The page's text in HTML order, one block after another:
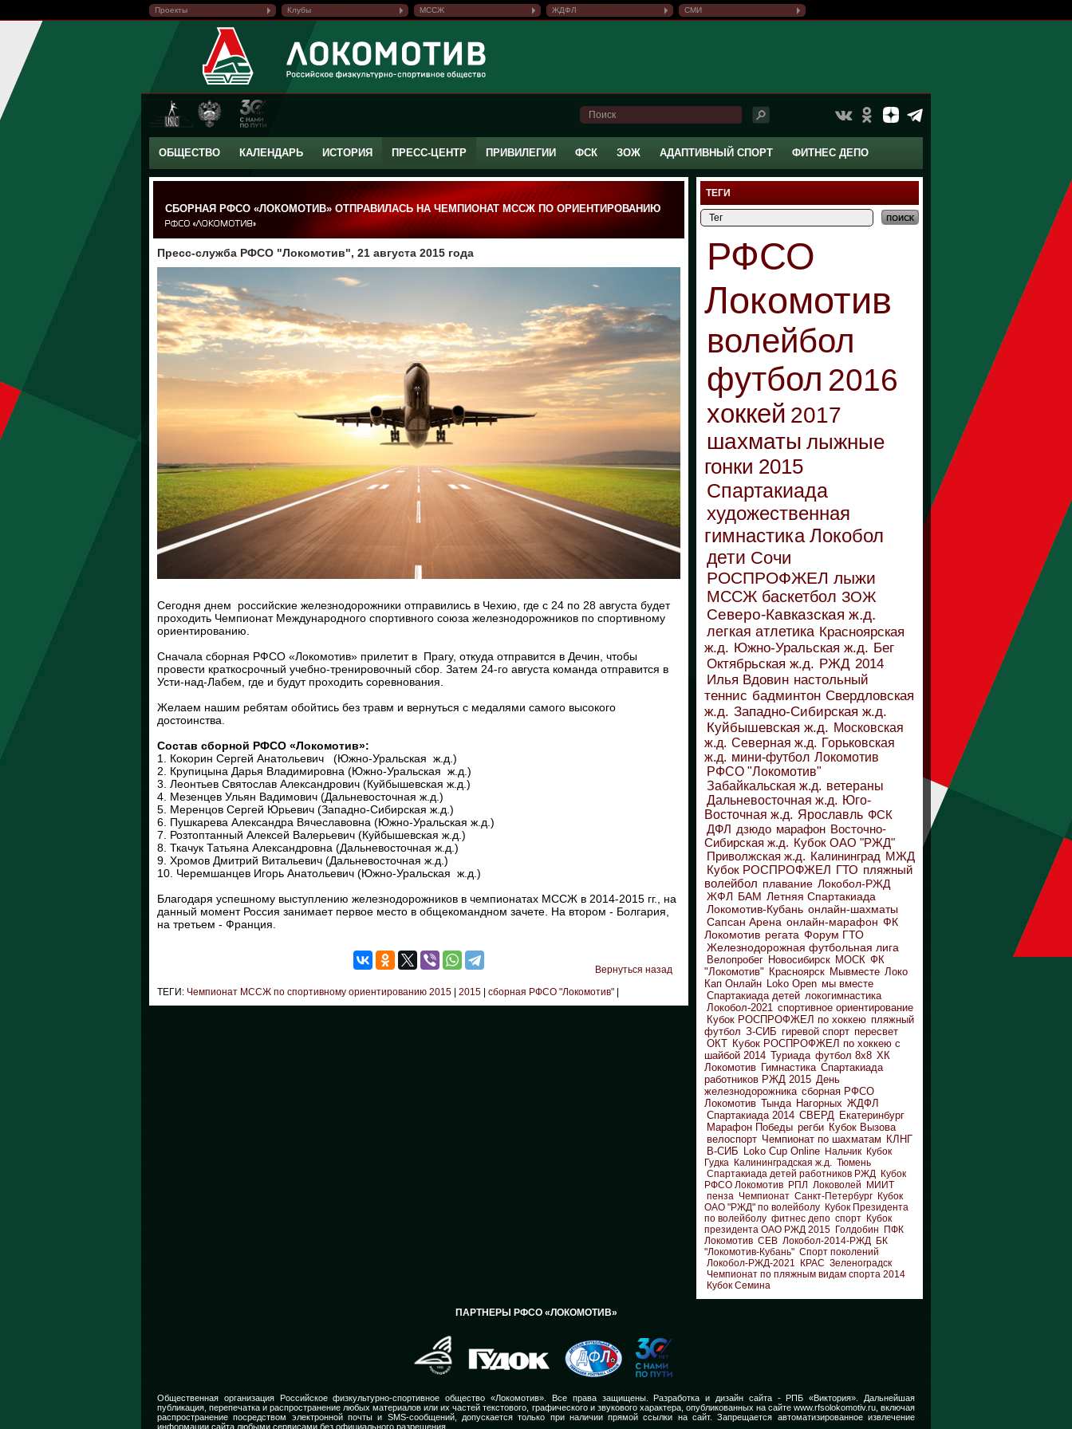
Проекты Клубы МССЖ ЖДФЛ СМИ
ОБЩЕСТВО КАЛЕНДАРЬ ИСТОРИЯ ПРЕСС-ЦЕНТР ПРИВИЛЕГИИ ФСК ЗОЖ АДАПТИВНЫЙ СПОРТ ФИТНЕС ДЕПО
СБОРНАЯ РФСО «ЛОКОМОТИВ» ОТПРАВИЛАСЬ НА ЧЕМПИОНАТ МССЖ ПО ОРИЕНТИРОВАНИЮ
Пресс-служба РФСО "Локомотив", 21 августа 2015 года
Сегодня днем российские железнодорожники отправились в Чехию, где с 24 по 28 августа будет
проходить Чемпионат Международного спортивного союза железнодорожников по спортивному
ориентированию.
Сначала сборная РФСО «Локомотив» прилетит в Прагу, откуда отправится в Дечин, чтобы
провести краткосрочный учебно-тренировочный сбор. Затем 24-го августа команда отправится в
Усти-над-Лабем, где и будут проходить соревнования.
Желаем нашим ребятам обойтись без травм и вернуться с медалями самого высокого
достоинства.
Состав сборной РФСО «Локомотив»:
1. Кокорин Сергей Анатольевич (Южно-Уральская ж.д.)
2. Крупицына Дарья Владимировна (Южно-Уральская ж.д.)
3. Леонтьев Святослав Александрович (Куйбышевская ж.д.)
4. Мезенцев Ульян Вадимович (Дальневосточная ж.д.)
5. Меренцов Сергей Юрьевич (Западно-Сибирская ж.д.)
6. Пушкарева Александра Вячеславовна (Южно-Уральская ж.д.)
7. Розтоптанный Алексей Валерьевич (Куйбышевская ж.д.)
8. Ткачук Татьяна Александровна (Дальневосточная ж.д.)
9. Хромов Дмитрий Витальевич (Дальневосточная ж.д.)
10. Черемшанцев Игорь Анатольевич (Южно-Уральская ж.д.)
Благодаря успешному выступлению железнодорожников в чемпионатах МССЖ в 2014-2015 гг., на
данный момент Россия занимает первое место в общекомандном зачете. На втором - Болгария,
на третьем - Франция.
Вернуться назад
ТЕГИ: Чемпионат МССЖ по спортивному ориентированию 2015 2015 сборная РФСО "Локомотив"
ТЕГИ
РФСО
Локомотив
волейбол
футбол 2016
хоккей 2017
шахматы лыжные
гонки 2015
Спартакиада
художественная
гимнастика Локобол
дети Сочи
РОСПРОФЖЕЛ лыжи
МССЖ баскетбол ЗОЖ
Северо-Кавказская ж.д.
легкая атлетика Красноярская
ж.д. Южно-Уральская ж.д. Бег
Октябрьская ж.д. РЖД 2014
Илья Вдовин настольный
теннис бадминтон Свердловская
ж.д. Западно-Сибирская ж.д.
Куйбышевская ж.д. Московская
ж.д. Северная ж.д. Горьковская
ж.д. мини-футбол Локомотив
РФСО "Локомотив"
Забайкальская ж.д. ветераны
Дальневосточная ж.д. Юго-
Восточная ж.д. Ярославль ФСК
ДФЛ дзюдо марафон Восточно-
Сибирская ж.д. Кубок ОАО "РЖД"
Приволжская ж.д. Калининград МЖД
Кубок РОСПРОФЖЕЛ ГТО пляжный
волейбол плавание Локобол-РЖД
ЖФЛ БАМ Летняя Спартакиада
Локомотив-Кубань онлайн-шахматы
Сапсан Арена онлайн-марафон ФК
Локомотив регата Форум ГТО
Железнодорожная футбольная лига
Велопробег Новосибирск МОСК ФК
"Локомотив" Красноярск Мывместе Локо
Кап Онлайн Loko Open мы вместе
Спартакиада детей локогимнастика
Локобол-2021 спортивное ориентирование
Кубок РОСПРОФЖЕЛ по хоккею пляжный
футбол З-СИБ гиревой спорт пересвет
ОКТ Кубок РОСПРОФЖЕЛ по хоккею с
шайбой 2014 Туриада футбол 8х8 ХК
Локомотив Гимнастика Спартакиада
работников РЖД 2015 День
железнодорожника сборная РФСО
Локомотив Тында Нагорных ЖДФЛ
Спартакиада 2014 СВЕРД Екатеринбург
Марафон Победы регби Кубок Вызова
велоспорт Чемпионат по шахматам КЛНГ
В-СИБ Loko Cup Online Нальчик Кубок
Гудка Калининградская ж.д. Тюмень
Спартакиада детей работников РЖД Кубок
РФСО Локомотив РПЛ Локоволей
МИИТ
пенза Чемпионат Санкт-Петербург Кубок
ОАО "РЖД" по волейболу Кубок Президента
по волейболу фитнес депо спорт Кубок
президента ОАО РЖД 2015 Голдобин
ПФК
Локомотив СЕВ Локобол-2014-РЖД БК
"Локомотив-Кубань" Спорт поколений
Локобол-РЖД-2021
КРАС Зеленоградск
Чемпионат по пляжным видам спорта 2014
Кубок Семина
ПАРТНЕРЫ РФСО «ЛОКОМОТИВ»
Общественная организация Российское физкультурно-спортивное общество «Локомотив». Все права защищены. Разработка и дизайн сайта - РПБ «Виктория».
Дальнейшая
публикация, перепечатка и распространение любых материалов или их частей текстового, графического и звукового характера, опубликованных на сайте www.rfsolokomotiv.ru, включая
распространение посредством электронной почты и SMS-сообщений, допускается только при наличии прямой ссылки на сайт. Запрещается автоматизированное извлечение
информации сайта любыми сервисами без официального разрешения.